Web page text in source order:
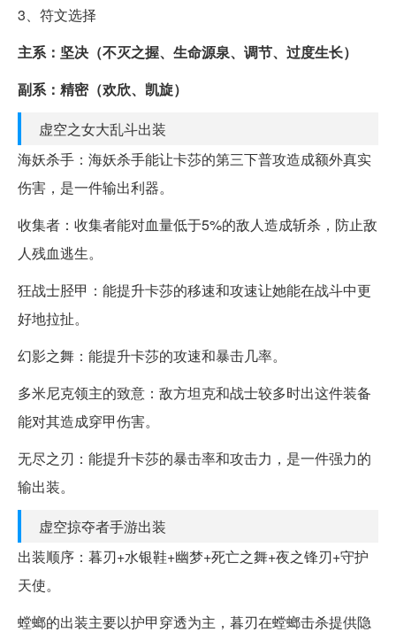
3、符文选择
主系：坚决（不灭之握、生命源泉、调节、过度生长）
副系：精密（欢欣、凯旋）
虚空之女大乱斗出装
海妖杀手：海妖杀手能让卡莎的第三下普攻造成额外真实
伤害，是一件输出利器。
收集者：收集者能对血量低于5%的敌人造成斩杀，防止敌
人残血逃生。
狂战士胫甲：能提升卡莎的移速和攻速让她能在战斗中更
好地拉扯。
幻影之舞：能提升卡莎的攻速和暴击几率。
多米尼克领主的致意：敌方坦克和战士较多时出这件装备
能对其造成穿甲伤害。
无尽之刃：能提升卡莎的暴击率和攻击力，是一件强力的
输出装。
虚空掠夺者手游出装
出装顺序：暮刃+水银鞋+幽梦+死亡之舞+夜之锋刃+守护
天使。
螳螂的出装主要以护甲穿透为主，暮刃在螳螂击杀提供隐